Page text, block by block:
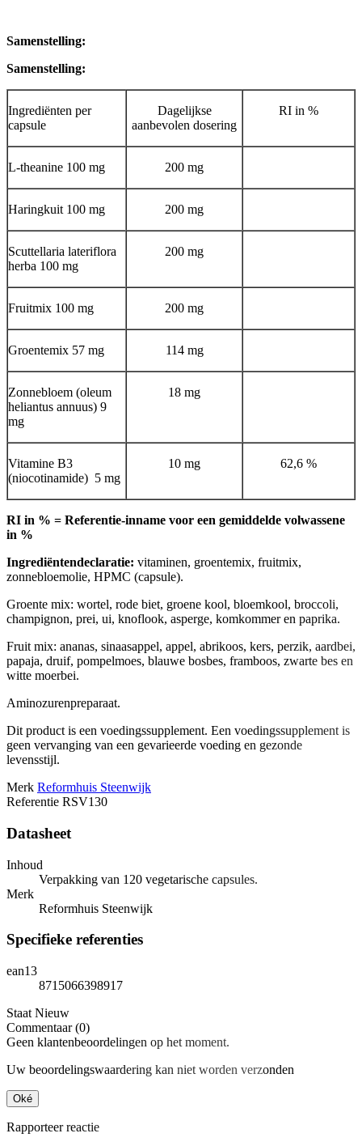
Samenstelling:
Samenstelling:
Ingrediënten per
capsule
Dagelijkse
aanbevolen dosering
RI in %
L-theanine 100 mg 200 mg
Haringkuit 100 mg 200 mg
Scuttellaria lateriflora
herba 100 mg
200 mg
Fruitmix 100 mg 200 mg
Groentemix 57 mg 114 mg
Zonnebloem (oleum
heliantus annuus) 9
mg
18 mg
Vitamine B3
(niocotinamide) 5 mg
10 mg 62,6 %
RI in % = Referentie-inname voor een gemiddelde volwassene
in %
Ingrediëntendeclaratie: vitaminen, groentemix, fruitmix,
zonnebloemolie, HPMC (capsule).
Groente mix: wortel, rode biet, groene kool, bloemkool, broccoli,
champignon, prei, ui, knoflook, asperge, komkommer en paprika.
Fruit mix: ananas, sinaasappel, appel, abrikoos, kers, perzik, aardbei,
papaja, druif, pompelmoes, blauwe bosbes, framboos, zwarte bes en
witte moerbei.
Aminozurenpreparaat.
Dit product is een voedingssupplement. Een voedingssupplement is
geen vervanging van een gevarieerde voeding en gezonde
levensstijl.
Merk Reformhuis Steenwijk
Referentie RSV130
Datasheet
Inhoud
Verpakking van 120 vegetarische capsules.
Merk
Reformhuis Steenwijk
Specifieke referenties
ean13
8715066398917
Staat Nieuw
Commentaar (0)
Geen klantenbeoordelingen op het moment.
Uw beoordelingswaardering kan niet worden verzonden
Oké
Rapporteer reactie